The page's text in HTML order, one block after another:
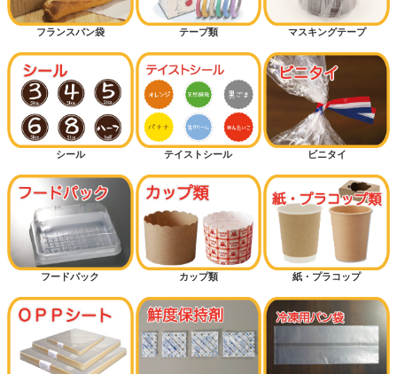
フランスパン袋 テープ類 マスキングテープ
シール テイストシール ビニタイ
フードパック カップ類 紙・プラコップ